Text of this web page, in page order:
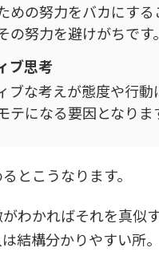
めの努力をバカにする
の努力を避けがちです。
ブ思考
ブな考えが態度や行動
テになる要因となりま
とこうなります。
わかればそれを真似
結構分かりやすい所。